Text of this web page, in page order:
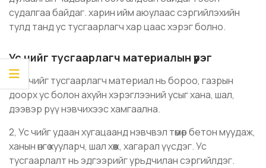
судалгаа байдаг. харин ийм аюулаас сэргийлэхийн
тулд танд ус тусгаарлагч хар цаас хэрэг болно.
Ус чийг тусгаарлагч материалын үүрэг
1, Ус чийг тусгаарлагч материал нь бороо, газрын
доорх ус болон ахуйн хэрэглээний усыг хана, шал,
дээвэр рүү нэвчихээс хамгаална.
2, Ус чийг удаан хугацаанд нэвчвэл төмөр бетон муудаж,
ханын өнгө хууларч, шал хөөж, хагарал үүсдэг. Ус
тусгаарлалт нь эдгээрийг урьдчилан сэргийлдэг.